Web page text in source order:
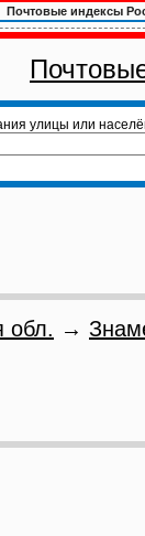
Почтовые индексы
улицы или
обл. →